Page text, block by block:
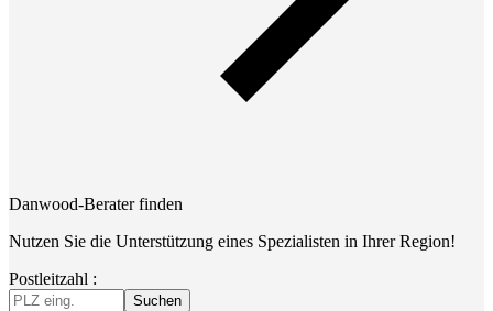
Danwood-Berater finden
Nutzen Sie die Unterstützung eines Spezialisten in Ihrer Region!
Postleitzahl :
Suchen